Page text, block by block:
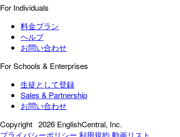
For Individuals
料金プラン
ヘルプ
お問い合わせ
For Schools & Enterprises
生徒として登録
Sales & Partnership
お問い合わせ
Copyright 2026 EnglishCentral, Inc.